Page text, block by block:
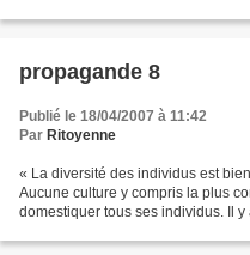
propagande 8
Publié le 18/04/2007 à 11:42
Par Ritoyenne
« La diversité des individus est
Aucune culture y compris la plus
domestiquer tous ses individus. Il